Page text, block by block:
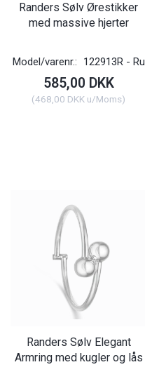
Randers Sølv Ørestikker
med massive hjerter
Model/varenr.: 122913R - Ru
585,00 DKK
(468,00 DKK u/Moms)
Randers Sølv Elegant
Armring med kugler og lås